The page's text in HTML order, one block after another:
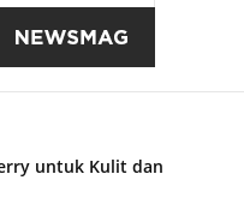
untuk Kulit dan